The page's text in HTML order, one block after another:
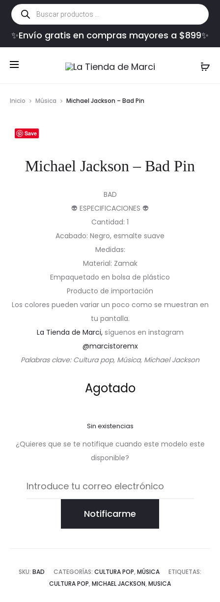
Búsqueda
de
productos
✨Envío gratis en compras mayores a $899✨
Inicio Música Michael Jackson – Bad Pin
Save
Michael Jackson – Bad Pin
BAD
👽 ESPECIFICACIONES 👽
Cantidad: 1
Acabado: Negro, esmalte suave
Medidas:
Material: Zamak
Empaquetado en bolsa de plástico
Producto de importación
Los colores pueden variar un poco como se muestran en
tu pantalla.
La Tienda de Marci, síguenos en instagram
@marcistoremx
Palabras clave: Cultura pop, Música, Michael Jackson
Agotado
Sin existencias
¿Quieres que se te notifique cuando este modelo este
disponible?
Notificarme
SKU: BAD CATEGORÍAS: CULTURA POP, MÚSICA
ETIQUETAS:
CULTURA POP, MICHAEL JACKSON, MUSICA